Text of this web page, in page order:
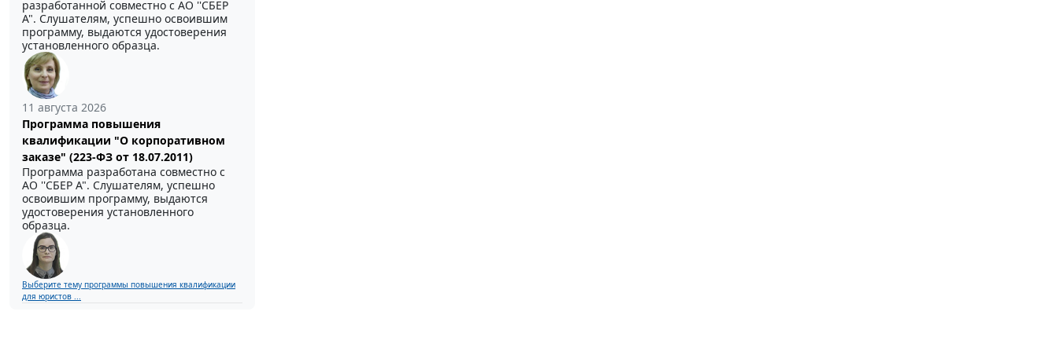
разработанной совместно с АО ''СБЕР
А". Слушателям, успешно освоившим
программу, выдаются удостоверения
установленного образца.
11 августа 2026
Программа повышения
квалификации "О корпоративном
заказе" (223-ФЗ от 18.07.2011)
Программа разработана совместно с
АО ''СБЕР А". Слушателям, успешно
освоившим программу, выдаются
удостоверения установленного
образца.
Выберите тему программы повышения квалификации
для юристов ...